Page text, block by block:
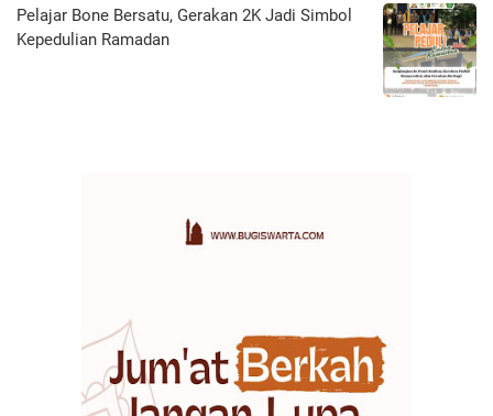
Pelajar Bone Bersatu, Gerakan 2K Jadi Simbol
Kepedulian Ramadan